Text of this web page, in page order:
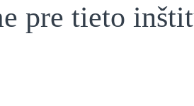
pre tieto